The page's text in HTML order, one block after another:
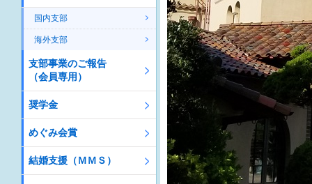
国内支部
海外支部
支部事業のご報告
（会員専用）
奨学金
めぐみ会賞
結婚支援（ＭＭＳ）